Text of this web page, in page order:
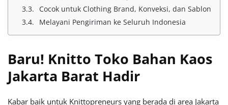
Cocok untuk Clothing Brand, Konveksi, dan Sablon
Melayani Pengiriman ke Seluruh Indonesia
Baru! Knitto Toko Bahan Kaos
Jakarta Barat Hadir
Kabar baik untuk Knittopreneurs yang berada di area Jakarta